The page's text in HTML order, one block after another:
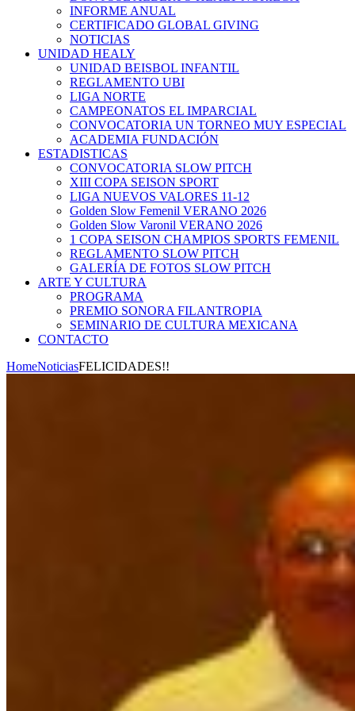
INFORME ANUAL
CERTIFICADO GLOBAL GIVING
NOTICIAS
UNIDAD HEALY
UNIDAD BEISBOL INFANTIL
REGLAMENTO UBI
LIGA NORTE
CAMPEONATOS EL IMPARCIAL
CONVOCATORIA UN TORNEO MUY ESPECIAL
ACADEMIA FUNDACIÓN
ESTADISTICAS
CONVOCATORIA SLOW PITCH
XIII COPA SEISON SPORT
LIGA NUEVOS VALORES 11-12
Golden Slow Femenil VERANO 2026
Golden Slow Varonil VERANO 2026
1 COPA SEISON CHAMPIOS SPORTS FEMENIL
REGLAMENTO SLOW PITCH
GALERÍA DE FOTOS SLOW PITCH
ARTE Y CULTURA
PROGRAMA
PREMIO SONORA FILANTROPIA
SEMINARIO DE CULTURA MEXICANA
CONTACTO
HomeNoticiasFELICIDADES!!